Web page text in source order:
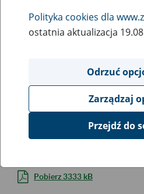
Pobierz 3333 kB
Polityka cookies dla
ostatnia aktualizacja
Odrzuć
Zarządzaj
Przejdź do